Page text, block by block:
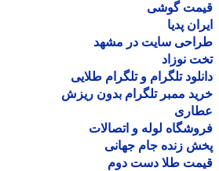
گوشی
پدیا
سایت در مشهد
نوزاد
تلگرام و تلگرام طلایی
ممبر تلگرام بدون ریزش
لوله و اتصالات
زنده جام جهانی
طلا دست دوم